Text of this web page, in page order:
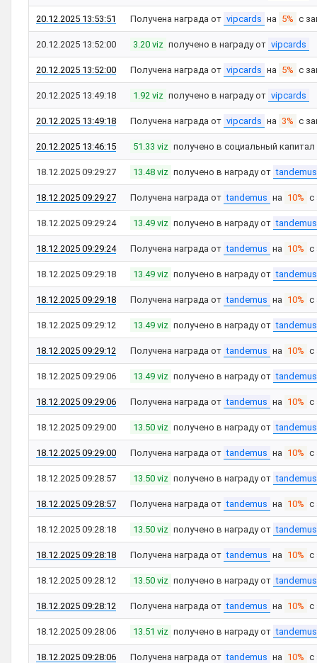
20.12.2025 13:53:51 Получена награда от vipcards на 5% с
20.12.2025 13:52:00 3.20 viz получено в награду от vipcards
20.12.2025 13:52:00 Получена награда от vipcards на 5% с
20.12.2025 13:49:18 1.92 viz получено в награду от vipcards
20.12.2025 13:49:18 Получена награда от vipcards на 3% с
20.12.2025 13:46:15 51.33 viz получено в социальный
18.12.2025 09:29:27 13.48 viz получено в награду от tandemus
18.12.2025 09:29:27 Получена награда от tandemus на 10% с
18.12.2025 09:29:24 13.49 viz получено в награду от tandemus
18.12.2025 09:29:24 Получена награда от tandemus на 10% с
18.12.2025 09:29:18 13.49 viz получено в награду от tandemus
18.12.2025 09:29:18 Получена награда от tandemus на 10% с
18.12.2025 09:29:12 13.49 viz получено в награду от tandemus
18.12.2025 09:29:12 Получена награда от tandemus на 10% с
18.12.2025 09:29:06 13.49 viz получено в награду от tandemus
18.12.2025 09:29:06 Получена награда от tandemus на 10% с
18.12.2025 09:29:00 13.50 viz получено в награду от tandemus
18.12.2025 09:29:00 Получена награда от tandemus на 10% с
18.12.2025 09:28:57 13.50 viz получено в награду от tandemus
18.12.2025 09:28:57 Получена награда от tandemus на 10% с
18.12.2025 09:28:18 13.50 viz получено в награду от tandemus
18.12.2025 09:28:18 Получена награда от tandemus на 10% с
18.12.2025 09:28:12 13.50 viz получено в награду от tandemus
18.12.2025 09:28:12 Получена награда от tandemus на 10% с
18.12.2025 09:28:06 13.51 viz получено в награду от tandemus
18.12.2025 09:28:06 Получена награда от tandemus на 10% с